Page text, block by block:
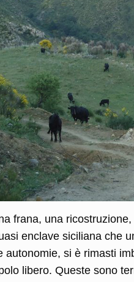
frana, una
enclave siciliana che
autonomie, si è rimasti
libero. Queste sono